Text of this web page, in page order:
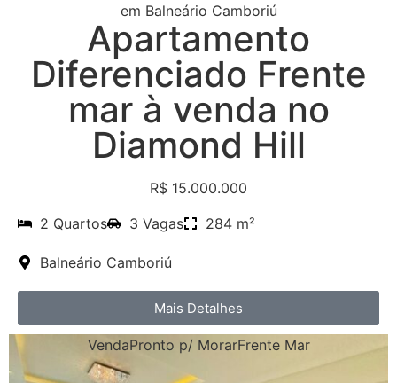
em Balneário Camboriú
Apartamento
Diferenciado Frente
mar à venda no
Diamond Hill
R$ 15.000.000
2 Quartos
3 Vagas 284 m²
Balneário Camboriú
Mais Detalhes
VendaPronto p/ MorarFrente Mar